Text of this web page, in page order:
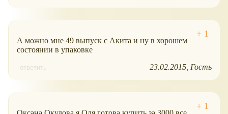
А можно мне 49 выпуск с Акита и ну в хорошем
состоянии в упаковке
ответить 23.02.2015 Гость